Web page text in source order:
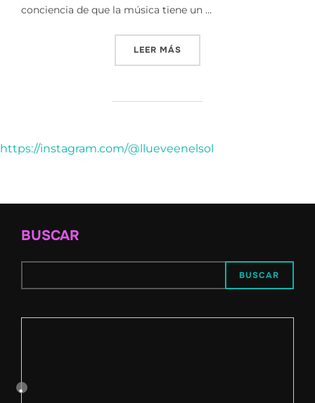
conciencia de que la música tiene un …
LEER MÁS
https://instagram.com/@llueveenelsol
BUSCAR
BUSCAR